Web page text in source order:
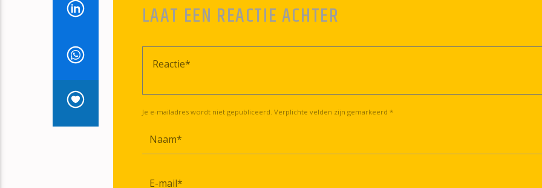
LAAT EEN REACTIE ACHTER
Je e-mailadres wordt niet gepubliceerd. Verplichte velden zijn gemarkeerd *